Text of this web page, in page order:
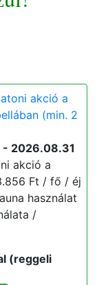
akció a
(min. 2
2026.08.31
akció a
Ft / fő / éj
használat
/
(reggeli